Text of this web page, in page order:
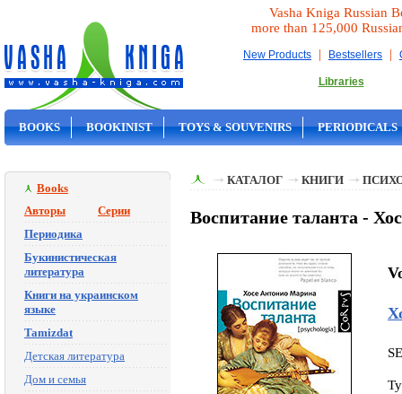
Vasha Kniga Russian
more than 125,000
New Products | Bestsellers |
Libraries
BOOKS BOOKINIST TOYS & SOUVENIRS PERIODICALS
Books
Авторы
Серии
Периодика
Букинистическая
литература
Книги на украинском
языке
Tamizdat
Детская литература
Дом и семья
КАТАЛОГ КНИГИ
Воспитание таланта -